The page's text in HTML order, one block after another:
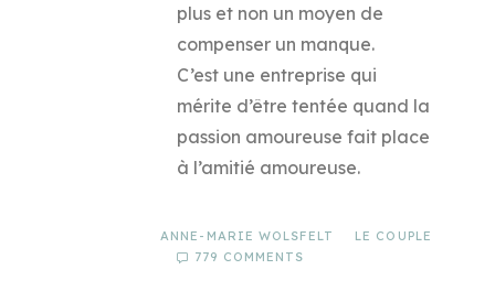
plus et non un moyen de
compenser un manque.
C’est une entreprise qui
mérite d’être tentée quand la
passion amoureuse fait place
à l’amitié amoureuse.
ANNE-MARIE WOLSFELT
LE COUPLE
779 COMMENTS